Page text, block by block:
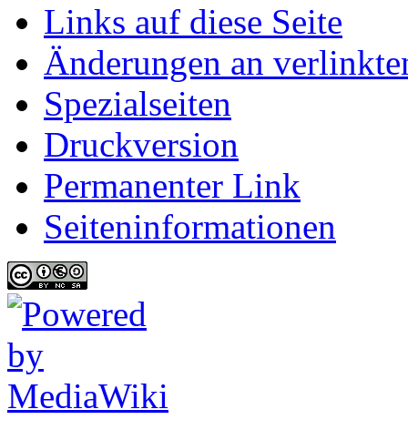
Links auf diese Seite
Änderungen an
Spezialseiten
Druckversion
Permanenter Link
Seiten­informationen